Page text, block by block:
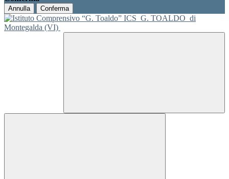
Annulla Conferma
ICS G. TOALDO di
Montegalda (VI)